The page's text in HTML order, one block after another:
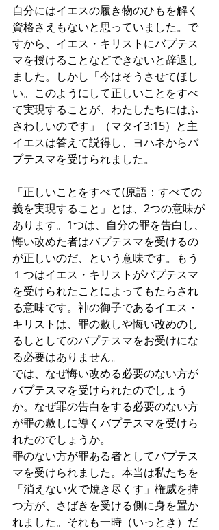
自分にはイエスの履き物のひもを解く
資格さえもないと思っていました。で
すから、イエス・キリストにバプテス
マを授けることなどできないと辞退し
ました。しかし「今はそうさせてほし
い。このようにして正しいことをすべ
て実現することが、わたしたちにはふ
さわしいのです」（マタイ3:15）と主
イエスは答えて説得し、ヨハネからバ
プテスマを受けられました。
「正しいことをすべて(原語：すべての
義を実現すること」とは、2つの意味が
あります。1つは、自分の罪を告白し、
悔い改めた者はバプテスマを受けるの
が正しいのだ、という意味です。もう
１つはイエス・キリストがバプテスマ
を受けられたことによってもたらされ
る意味です。神の御子であるイエス・
キリストは、罪の赦しや悔い改めのし
るしとしてのバプテスマをお受けにな
る必要はありません。
では、なぜ悔い改める必要のない方が
バプテスマを受けられたのでしょう
か。なぜ罪の告白をする必要のない方
が罪の赦しに導くバプテスマを受けら
れたのでしょうか。
罪のない方が罪ある者としてバプテス
マを受けられました。本当は私たちを
「消えない火で焼き尽くす」権威を持
つ方が、さばきを受ける側に身を置か
れました。それも一時（いっとき）だ